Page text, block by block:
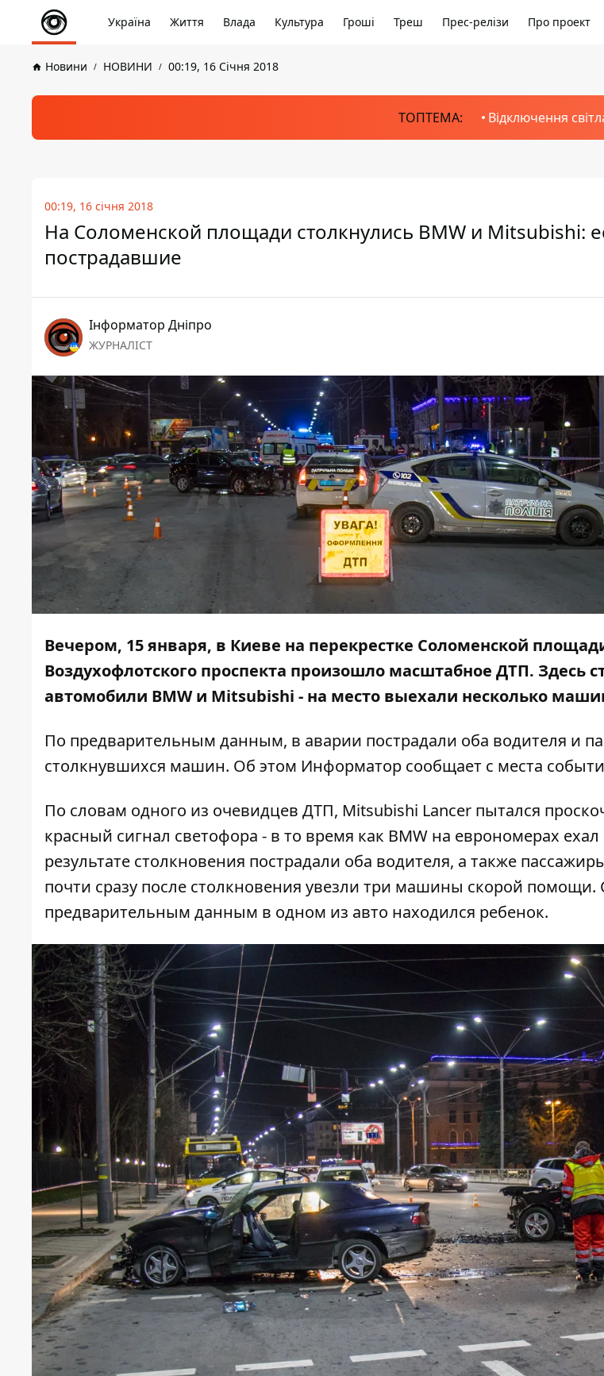
Україна Життя Влада Культура Гроші Треш Прес-релізи Про проект
Новини НОВИНИ 00:19, 16 Січня 2018
ТОПТЕМА: Відключення
00:19, 16 січня 2018
На Соломенской площади столкнулись BMW и Mitsubishi:
пострадавшие
Інформатор Дніпро
ЖУРНАЛІСТ
Вечером, 15 января, в Киеве на перекрестке Соломенской
Воздухофлотского проспекта произошло масштабное ДТП. Здесь
автомобили BMW и Mitsubishi - на место выехали несколько
По предварительным данным, в аварии пострадали оба водителя и
столкнувшихся машин. Об этом Информатор сообщает с места
По словам одного из очевидцев ДТП, Mitsubishi Lancer пытался
красный сигнал светофора - в то время как BMW на еврономерах
результате столкновения пострадали оба водителя, а также
почти сразу после столкновения увезли три машины скорой помощи.
предварительным данным в одном из авто находился ребенок.